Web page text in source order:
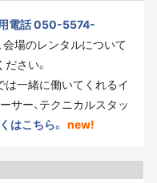
電話 050-5574-
会場のレンタルについて
ださい。
一緒に働いてくれるイ
サー、テクニカルスタッ
はこちら。 new!